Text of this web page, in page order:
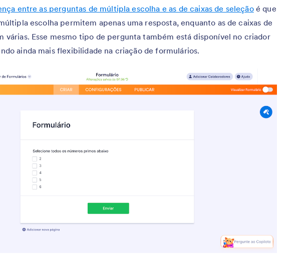
entre as perguntas de múltipla escolha e as de caixas de seleçãoé que
escolha permitem apenas uma resposta, enquanto as de caixas de
várias. Esse mesmo tipo de pergunta também está disponível no criador
ainda mais flexibilidade na criação de formulários.